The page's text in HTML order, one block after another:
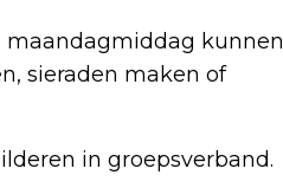
maandagmiddag kunnen
sieraden maken of
in groepsverband.